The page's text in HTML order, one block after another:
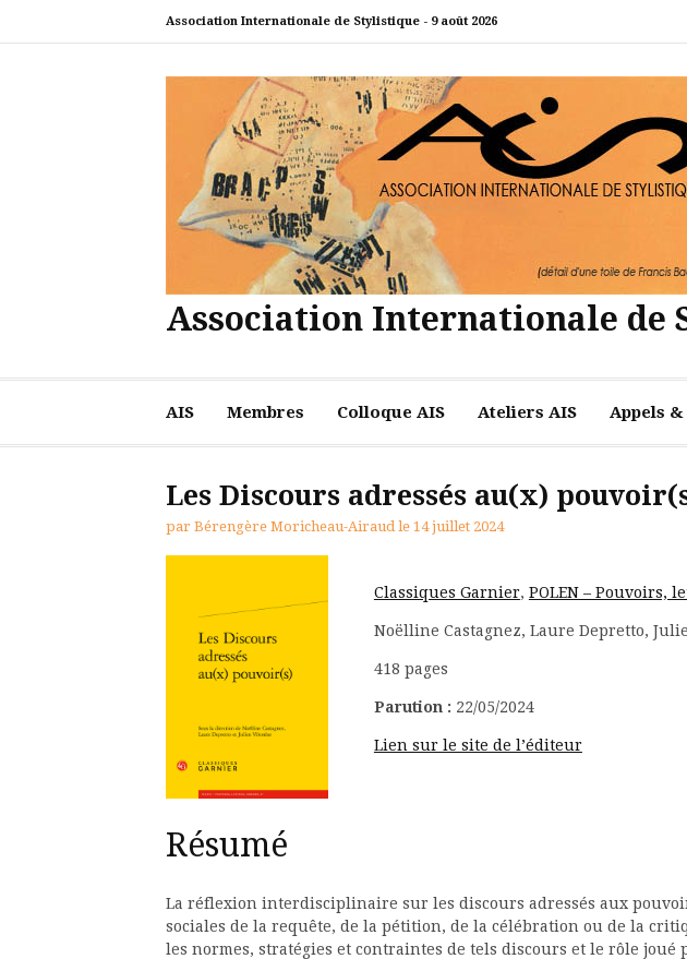
Association Internationale de Stylistique - 9 août 2026
Association Internationale de
AIS Membres Colloque AIS Ateliers AIS Appels &
Les Discours adressés au(x)
par Bérengère Moricheau-Airaud le 14 juillet 2024
Classiques Garnier, POLEN – Pouvoirs,
Noëlline Castagnez, Laure Depretto,
418 pages
Parution : 22/05/2024
Lien sur le site de l’éditeur
Résumé
La réflexion interdisciplinaire sur les discours adressés aux
sociales de la requête, de la pétition, de la célébration ou de la
les normes, stratégies et contraintes de tels discours et le rôle joué